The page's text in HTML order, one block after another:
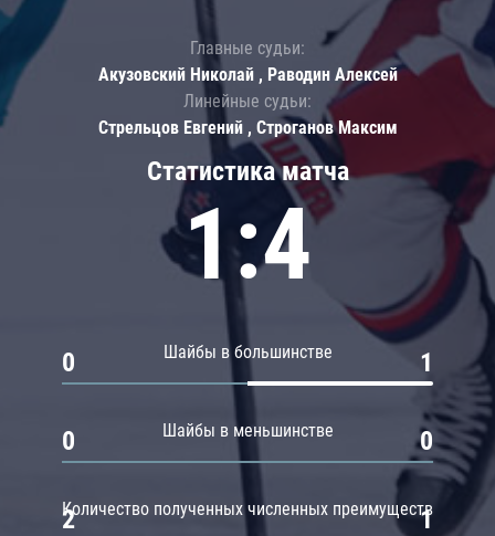
Статистика матча
1:4
Шайбы в большинстве
0 1
Шайбы в меньшинстве
0 0
Количество полученных численных преимуществ
2 1
Главные судьи:
Акузовский Николай , Раводин Алексей
Линейные судьи:
Стрельцов Евгений , Строганов Максим